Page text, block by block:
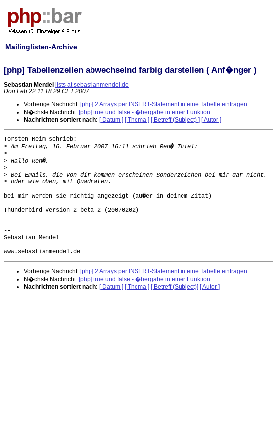
Mailinglisten-Archive
[php] Tabellenzeilen abwechselnd farbig darstellen ( Anf�nger )
Sebastian Mendel lists at sebastianmendel.de
Don Feb 22 11:18:29 CET 2007
Vorherige Nachricht: [php] 2 Arrays per INSERT-Statement in eine Tabelle eintragen
N�chste Nachricht: [php] true und false - �bergabe in einer Funktion
Nachrichten sortiert nach: [ Datum ] [ Thema ] [ Betreff (Subject) ] [ Autor ]
Torsten Reim schrieb:
>
>
>
>
>
>
bei mir werden sie richtig angezeigt (au�er in deinem Zitat)
Thunderbird Version 2 beta 2 (20070202)
--
Sebastian Mendel
Vorherige Nachricht: [php] 2 Arrays per INSERT-Statement in eine Tabelle eintragen
N�chste Nachricht: [php] true und false - �bergabe in einer Funktion
Nachrichten sortiert nach: [ Datum ] [ Thema ] [ Betreff (Subject)] [ Autor ]